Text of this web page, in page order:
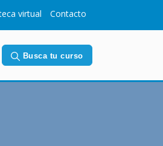
virtual Contacto
Busca tu curso